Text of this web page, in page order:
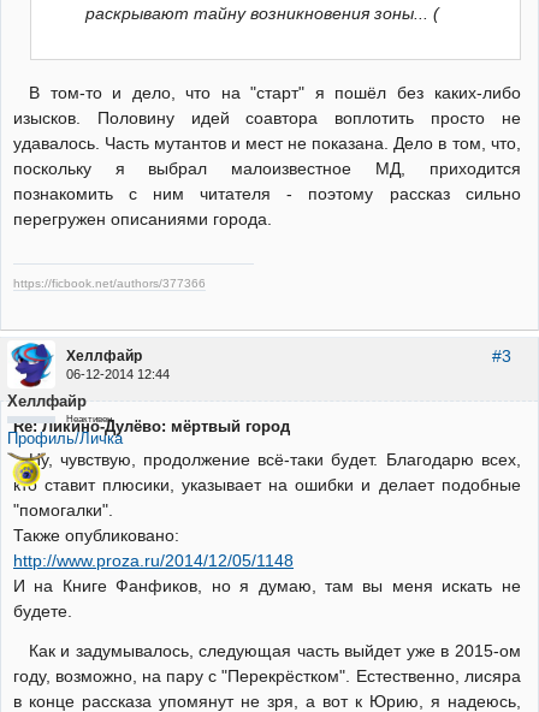
раскрывают тайну возникновения зоны... (
В том-то и дело, что на "старт" я пошёл без каких-либо
изысков. Половину идей соавтора воплотить просто не
удавалось. Часть мутантов и мест не показана. Дело в том, что,
поскольку я выбрал малоизвестное МД, приходится
познакомить с ним читателя - поэтому рассказ сильно
перегружен описаниями города.
https://ficbook.net/authors/377366
#3
Хеллфайр
06-12-2014 12:44
Хеллфайр
Неактивен
Профиль/Личка
Re: Ликино-Дулёво: мёртвый город
Ну, чувствую, продолжение всё-таки будет. Благодарю всех,
кто ставит плюсики, указывает на ошибки и делает подобные
"помогалки".
Также опубликовано:
http://www.proza.ru/2014/12/05/1148
И на Книге Фанфиков, но я думаю, там вы меня искать не
будете.
Как и задумывалось, следующая часть выйдет уже в 2015-ом
году, возможно, на пару с "Перекрёстком". Естественно, лисяра
в конце рассказа упомянут не зря, а вот к Юрию, я надеюсь,